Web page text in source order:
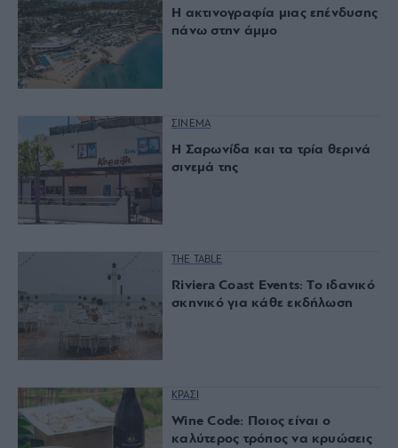
Η ακτινογραφία μιας επένδυσης
πάνω στην άμμο
ΣΙΝΕΜΑ
Η Σαρωνίδα και τα τρία θερινά
σινεμά της
THE TABLE
Riviera Coast Events: Το ιδανικό
σκηνικό για κάθε εκδήλωση
ΚΡΑΣΙ
Wine Code: Ποιος είναι ο
καλύτερος τρόπος να κρυώσεις